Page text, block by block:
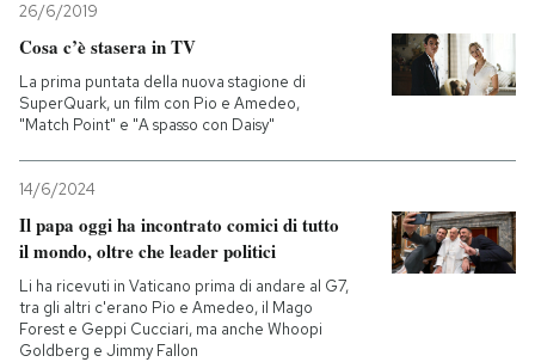
26/6/2019
Cosa c’è stasera in TV
La prima puntata della nuova stagione di
SuperQuark, un film con Pio e Amedeo,
"Match Point" e "A spasso con Daisy"
14/6/2024
Il papa oggi ha incontrato comici di tutto
il mondo, oltre che leader politici
Li ha ricevuti in Vaticano prima di andare al G7,
tra gli altri c'erano Pio e Amedeo, il Mago
Forest e Geppi Cucciari, ma anche Whoopi
Goldberg e Jimmy Fallon